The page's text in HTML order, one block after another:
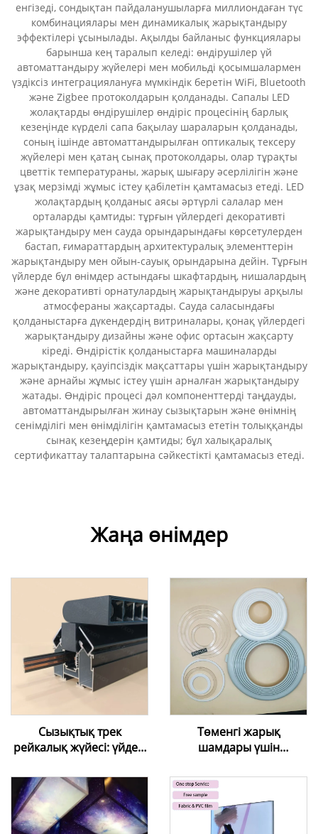
енгізеді, сондықтан пайдаланушыларға миллиондаған түс
комбинациялары мен динамикалық жарықтандыру
эффектілері ұсынылады. Ақылды байланыс функциялары
барынша кең таралып келеді: өндірушілер үй
автоматтандыру жүйелері мен мобильді қосымшалармен
үздіксіз интеграциялануға мүмкіндік беретін WiFi, Bluetooth
және Zigbee протоколдарын қолданады. Сапалы LED
жолақтарды өндірушілер өндіріс процесінің барлық
кезеңінде күрделі сапа бақылау шараларын қолданады,
соның ішінде автоматтандырылған оптикалық тексеру
жүйелері мен қатаң сынақ протоколдары, олар тұрақты
цветтік температураны, жарық шығару әсерлілігін және
ұзақ мерзімді жұмыс істеу қабілетін қамтамасыз етеді. LED
жолақтардың қолданыс аясы әртүрлі салалар мен
орталарды қамтиды: тұрғын үйлердегі декоративті
жарықтандыру мен сауда орындарындағы көрсетулерден
бастап, ғимараттардың архитектуралық элементтерін
жарықтандыру мен ойын-сауық орындарына дейін. Тұрғын
үйлерде бұл өнімдер астындағы шкафтардың, нишалардың
және декоративті орнатулардың жарықтандыруы арқылы
атмосфераны жақсартады. Сауда саласындағы
қолданыстарға дүкендердің витриналары, қонақ үйлердегі
жарықтандыру дизайны және офис ортасын жақсарту
кіреді. Өндірістік қолданыстарға машиналарды
жарықтандыру, қауіпсіздік мақсаттары үшін жарықтандыру
және арнайы жұмыс істеу үшін арналған жарықтандыру
жатады. Өндіріс процесі дәл компоненттерді таңдауды,
автоматтандырылған жинау сызықтарын және өнімнің
сенімділігі мен өнімділігін қамтамасыз ететін толыққанды
сынақ кезеңдерін қамтиды; бұл халықаралық
сертификаттау талаптарына сәйкестікті қамтамасыз етеді.
Жаңа өнімдер
Сызықтық трек
рейкалық жүйесі: үйдегі
үшін LED магниттік трек
жарықтандырғышы
Төменгі жарық
шамдары үшін
созылғыш төбе
пленкасы жүйесі лампа
сақинасы, лампаның
ұстағышы